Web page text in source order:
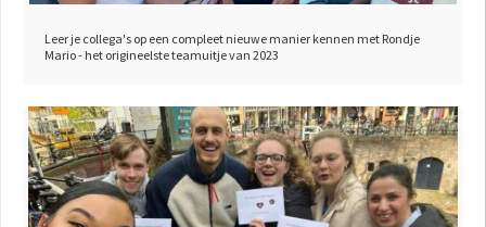
Leer je collega's op een compleet nieuwe manier kennen met Rondje
Mario - het origineelste teamuitje van 2023